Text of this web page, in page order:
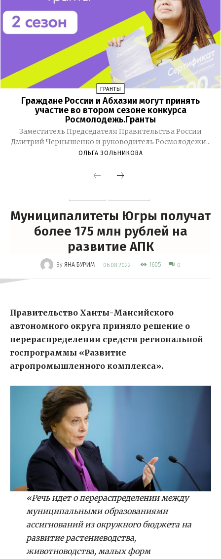
ГРАНТЫ
Граждане России и Абхазии могут принять
участие во втором сезоне конкурса
Росмолодежь.Гранты
Заместитель Председателя Правительства России
Дмитрий Чернышенко и руководитель Росмолодежи...
ОЛЬГА ЗОЛЬНИКОВА